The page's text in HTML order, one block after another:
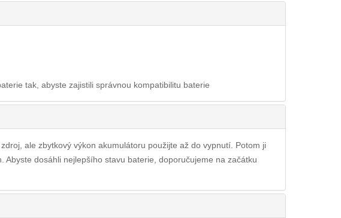
tak, abyste zajistili správnou kompatibilitu baterie
ale zbytkový výkon akumulátoru použijte až do vypnutí. Potom ji
Abyste dosáhli nejlepšího stavu baterie, doporučujeme na začátku